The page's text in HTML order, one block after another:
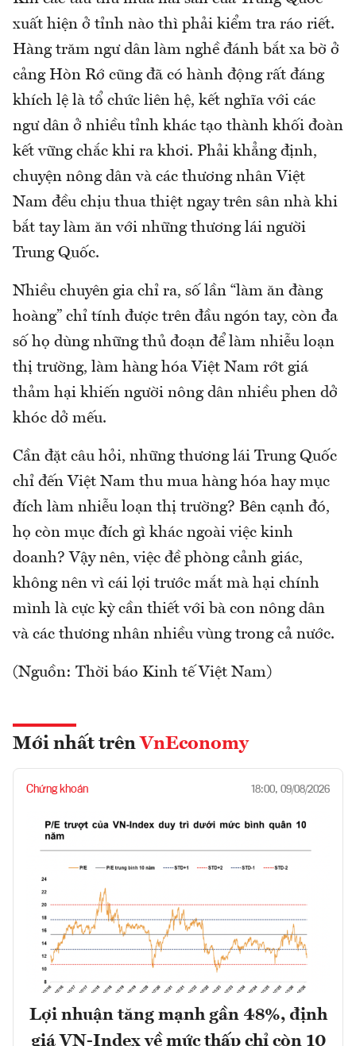
xuất hiện ở tỉnh nào thì phải kiểm tra ráo riết.
Hàng trăm ngư dân làm nghề đánh bắt xa bờ ở
cảng Hòn Rớ cũng đã có hành động rất đáng
khích lệ là tổ chức liên hệ, kết nghĩa với các
ngư dân ở nhiều tỉnh khác tạo thành khối đoàn
kết vững chắc khi ra khơi. Phải khẳng định,
chuyện nông dân và các thương nhân Việt
Nam đều chịu thua thiệt ngay trên sân nhà khi
bắt tay làm ăn với những thương lái người
Trung Quốc.
Nhiều chuyên gia chỉ ra, số lần “làm ăn đàng
hoàng” chỉ tính được trên đầu ngón tay, còn đa
số họ dùng những thủ đoạn để làm nhiễu loạn
thị trường, làm hàng hóa Việt Nam rớt giá
thảm hại khiến người nông dân nhiều phen dở
khóc dở mếu.
Cần đặt câu hỏi, những thương lái Trung Quốc
chỉ đến Việt Nam thu mua hàng hóa hay mục
đích làm nhiễu loạn thị trường? Bên cạnh đó,
họ còn mục đích gì khác ngoài việc kinh
doanh? Vậy nên, việc đề phòng cảnh giác,
không nên vì cái lợi trước mắt mà hại chính
mình là cực kỳ cần thiết với bà con nông dân
và các thương nhân nhiều vùng trong cả nước.
(Nguồn: Thời báo Kinh tế Việt Nam)
Mới nhất trên VnEconomy
Chứng khoán 18:00, 09/08/2026
Lợi nhuận tăng mạnh gần 48%, định
giá VN-Index về mức thấp chỉ còn 10